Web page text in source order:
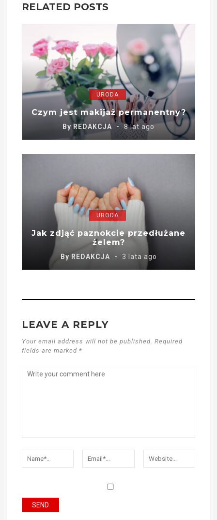
RELATED POSTS
URODA
Czym jest makijaż permanentny?
By REDAKCJA 8 lat ago
URODA
Jak zdjąć paznokcie przedłużane
żelem?
By REDAKCJA 3 lata ago
LEAVE A REPLY
Your email address will not be published. Required
fields are marked *